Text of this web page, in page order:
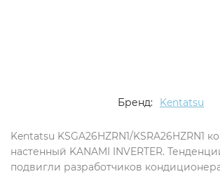
Бренд: Kentatsu
Kentatsu KSGA26HZRN1/KSRA26HZRN1
настенный KANAMI INVERTER.
подвигли разработчиков